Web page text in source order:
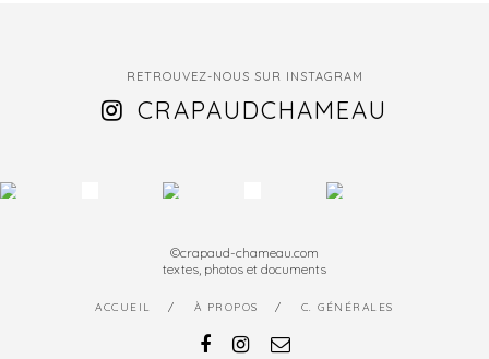
RETROUVEZ-NOUS SUR INSTAGRAM
CRAPAUDCHAMEAU
©crapaud-chameau.com
textes, photos et documents
ACCUEIL À PROPOS C. GÉNÉRALES